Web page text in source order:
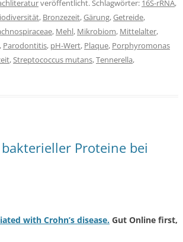
veröffentlicht. Schlagwörter: 16S-rRNA,
, Bronzezeit,Gärung,Getreide,
, Mehl, Mikrobiom, Mittelalter,
, Parodontitis, pH-Wert, Plaque, Porphyromonas
,Streptococcus mutans,Tennerella,
Proteine bei
with Crohn’s disease. Gut Online first,